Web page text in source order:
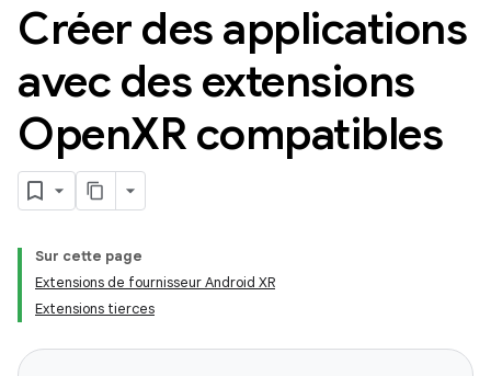
Créer des applications
avec des extensions
OpenXR compatibles
Sur cette page
Extensions de fournisseur Android XR
Extensions tierces